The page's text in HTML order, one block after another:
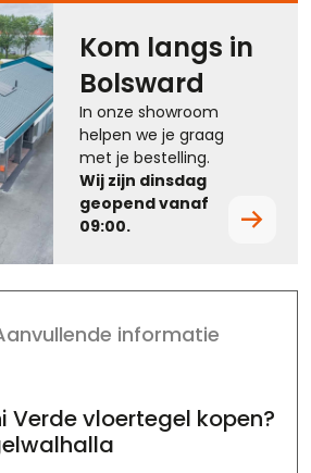
Kom langs in
Bolsward
In onze showroom
helpen we je graag
met je bestelling.
Wij zijn dinsdag
geopend vanaf
09:00.
informatie
Verde vloertegel kopen?